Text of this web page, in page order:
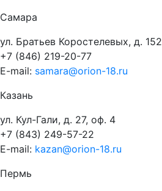
Самара
ул. Братьев Коростелевых, д. 152
+7 (846) 219-20-77
E-mail: samara@orion-18.ru
Казань
ул. Кул-Гали, д. 27, оф. 4
+7 (843) 249-57-22
E-mail: kazan@orion-18.ru
Пермь